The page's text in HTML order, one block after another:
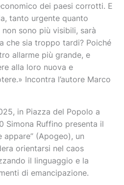
dei paesi corrotti. E
tanto urgente quanto
sono più visibili, sarà
che sia troppo tardi? Poiché
allarme più grande, e
alla loro nuova e
Incontra l’autore Marco
in Piazza del Popolo a
Simona Ruffino presenta il
(Apogeo), un
orientarsi nel caos
il linguaggio e la
di emancipazione.